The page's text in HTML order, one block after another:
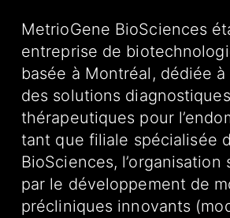
MetrioGene BioSciences
entreprise de
basée à Montréal, dédiée à
des solutions
thérapeutiques pour
tant que filiale spécialisée
BioSciences, l’organisation
par le développement de
précliniques innovants